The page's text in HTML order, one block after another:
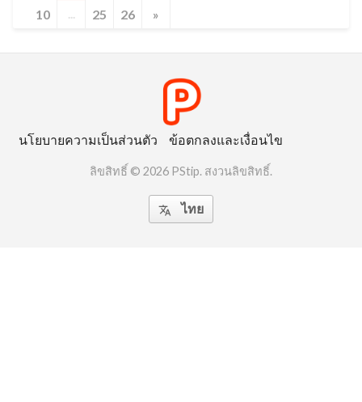
10
25 26 »
นโยบายความเป็นส่วนตัว ข้อตกลงและเงื่อนไข
ลิขสิทธิ์ © 2026 PStip. สงวนลิขสิทธิ์.
 ไทย